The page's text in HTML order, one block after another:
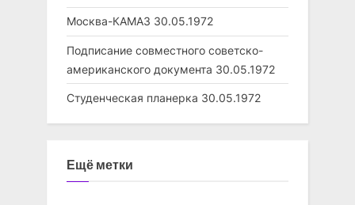
Москва-КАМАЗ 30.05.1972
Подписание совместного советско-
американского документа 30.05.1972
Студенческая планерка 30.05.1972
Ещё метки